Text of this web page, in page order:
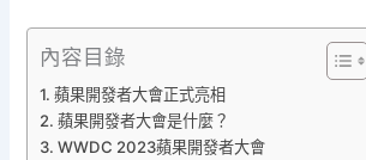
內容目錄
蘋果開發者大會正式亮相
蘋果開發者大會是什麼？
WWDC 2023蘋果開發者大會